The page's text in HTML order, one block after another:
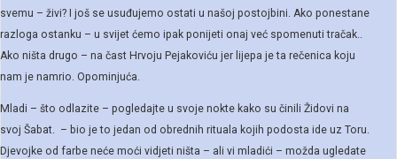
svemu – živi? I još se usuđujemo ostati u našoj postojbini. Ako ponestane
razloga ostanku – u svijet ćemo ipak ponijeti onaj već spomenuti tračak..
Ako ništa drugo – na čast Hrvoju Pejakoviću jer lijepa je ta rečenica koju
nam je namrio. Opominjuća.
Mladi – što odlazite – pogledajte u svoje nokte kako su činili Židovi na
svoj Šabat. – bio je to jedan od obrednih rituala kojih podosta ide uz Toru.
Djevojke od farbe neće moći vidjeti ništa – ali vi mladići – možda ugledate